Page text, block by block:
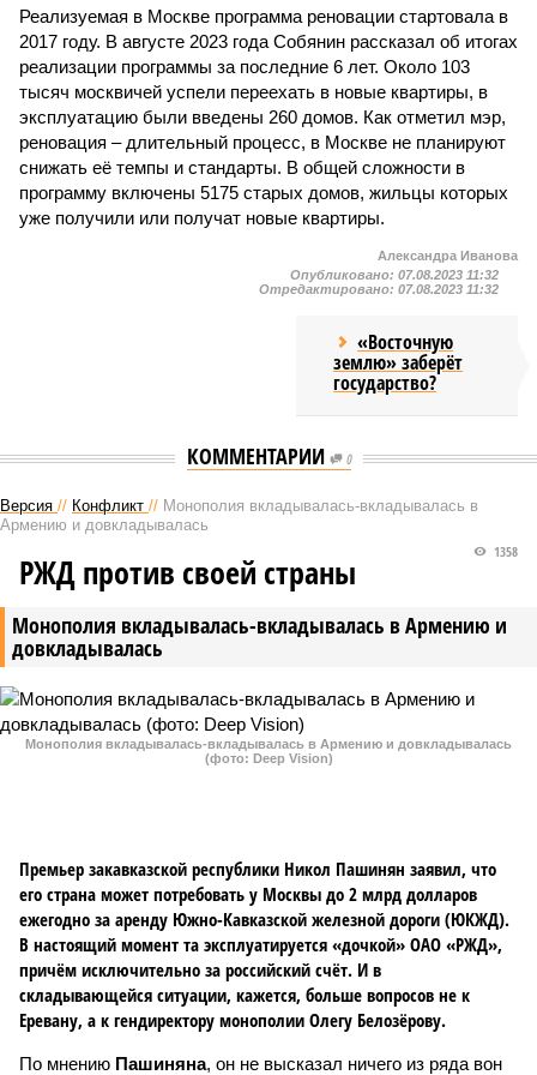
Реализуемая в Москве программа реновации стартовала в
2017 году. В августе 2023 года Собянин рассказал об итогах
реализации программы за последние 6 лет. Около 103
тысяч москвичей успели переехать в новые квартиры, в
эксплуатацию были введены 260 домов. Как отметил мэр,
реновация – длительный процесс, в Москве не планируют
снижать её темпы и стандарты. В общей сложности в
программу включены 5175 старых домов, жильцы которых
уже получили или получат новые квартиры.
Александра Иванова
Опубликовано: 07.08.2023 11:32
Отредактировано: 07.08.2023 11:32
«Восточную
землю» заберёт
государство?
КОММЕНТАРИИ 0
Версия // Конфликт // Монополия вкладывалась-вкладывалась в
Армению и довкладывалась
Монополия вкладывалась-вкладывалась в Армению и
довкладывалась
1358
РЖД против своей страны
Монополия вкладывалась-вкладывалась в Армению и довкладывалась
(фото: Deep Vision)
Премьер закавказской республики Никол Пашинян заявил, что
его страна может потребовать у Москвы до 2 млрд долларов
ежегодно за аренду Южно-Кавказской железной дороги (ЮКЖД).
В настоящий момент та эксплуатируется «дочкой» ОАО «РЖД»,
причём исключительно за российский счёт. И в
складывающейся ситуации, кажется, больше вопросов не к
Еревану, а к гендиректору монополии Олегу Белозёрову.
По мнению Пашиняна, он не высказал ничего из ряда вон